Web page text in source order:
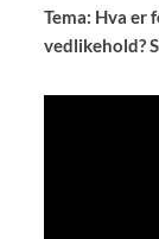
Tema: Hva er
vedlikehold?